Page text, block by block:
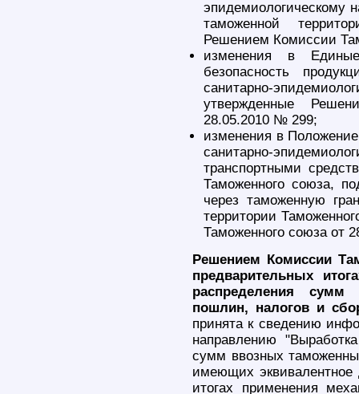
эпидемиологическому
таможенной
Решением Комиссии
изменения в
безопасность
санитарно-
утвержденные
28.05.2010 № 299;
изменения в Положение
санитарно-
транспортными
Таможенного союза,
через таможенную
территории
Таможенного союза от
Решением Комиссии
предварительных
распределения
пошлин, налогов и
принята к сведению
направлению
сумм ввозных
имеющих эквивалентное
итогах применения